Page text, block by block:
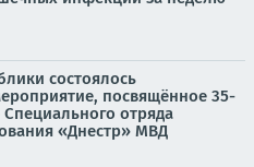
состоялось
посвящённое 35-
отряда
«Днестр» МВД